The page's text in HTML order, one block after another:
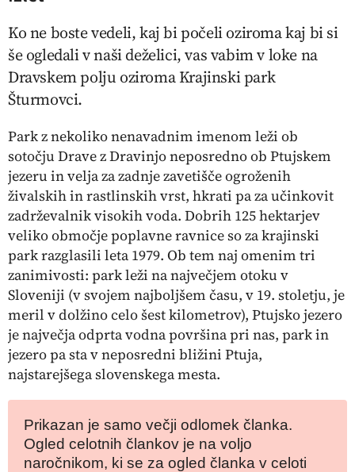
Ko ne boste vedeli, kaj bi počeli oziroma kaj bi si
še ogledali v naši deželici, vas vabim v loke na
Dravskem polju oziroma Krajinski park
Šturmovci.
Park z nekoliko nenavadnim imenom leži ob
sotočju Drave z Dravinjo neposredno ob Ptujskem
jezeru in velja za zadnje zavetišče ogroženih
živalskih in rastlinskih vrst, hkrati pa za učinkovit
zadrževalnik visokih voda. Dobrih 125 hektarjev
veliko območje poplavne ravnice so za krajinski
park razglasili leta 1979. Ob tem naj omenim tri
zanimivosti: park leži na največjem otoku v
Sloveniji (v svojem najboljšem času, v 19. stoletju, je
meril v dolžino celo šest kilometrov), Ptujsko jezero
je največja odprta vodna površina pri nas, park in
jezero pa sta v neposredni bližini Ptuja,
najstarejšega slovenskega mesta.
Prikazan je samo večji odlomek članka.
Ogled celotnih člankov je na voljo
naročnikom, ki se za ogled članka v celoti